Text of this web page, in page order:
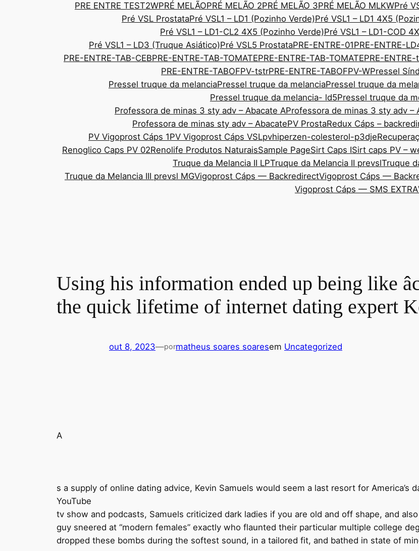
PRE ENTRE TEST2WPRÉ MELÃOPRÉ MELÃO 2PRÉ MELÃO 3PRÉ MELÃO MLKWPré
Pré VSL ProstataPré VSL1 – LD1 (Pozinho Verde)Pré VSL1 – LD1 4X5
Pré VSL1 – LD1-CL2 4X5 (Pozinho Verde)Pré VSL1 – LD1-COD
Pré VSL1 – LD3 (Truque Asiático)Pré VSL5 ProstataPRE-ENTRE-01PRE-ENTRE-
PRE-ENTRE-TAB-CEBPRE-ENTRE-TAB-TOMATEPRE-ENTRE-TAB-TOMATEPRE-
PRE-ENTRE-TABOFPV-tstrPRE-ENTRE-TABOFPV-WPressel
Pressel truque da melanciaPressel truque da melanciaPressel truque da
Pressel truque da melancia- ld5Pressel truque da
Professora de minas 3 sty adv – Abacate AProfessora de minas 3 sty adv –
Professora de minas sty adv – AbacatePV ProstaRedux Cáps –
PV Vigoprost Cáps 1PV Vigoprost Cáps VSLpvhiperzen-colesterol-p3dje
Renoglico Caps PV 02Renolife Produtos NaturaisSample PageSirt Caps ISirt caps PV –
Truque da Melancia II LPTruque da Melancia II prevslTruque
Truque da Melancia III prevsl MGVigoprost Cáps — BackredirectVigoprost Cáps —
Vigoprost Cáps — SMS EXTRA
Using his information ended up being like
the quick lifetime of internet dating expert
out 8, 2023—pormatheus soares soaresem Uncategorized
A
s a supply of online dating advice, Kevin Samuels would seem a last resort for America’s
YouTube
tv show and podcasts, Samuels criticized dark ladies if you are old and off shape, and
guy sneered at “modern females” exactly who flaunted their particular multiple college
dropped these bombs during the softest sound, in a tailored fit, and bathed in state of